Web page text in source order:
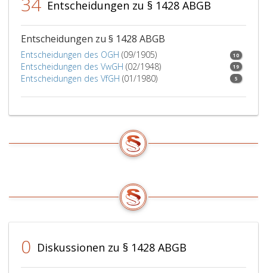
Entscheidungen zu § 1428 ABGB
Entscheidungen zu § 1428 ABGB
Entscheidungen des OGH (09/1905) 10
Entscheidungen des VwGH (02/1948) 19
Entscheidungen des VfGH (01/1980) 5
0 Diskussionen zu § 1428 ABGB